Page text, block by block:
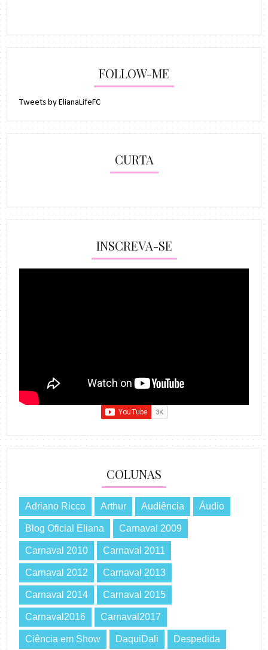
FOLLOW-ME
Tweets by ElianaLifeFC
CURTA
INSCREVA-SE
COLUNAS
Adriano Ricco Arthur Audiência Áudio
Blog Oficial Eliana Carnaval 2009
Carnaval 2010 Carnaval 2011
Carnaval 2012 Carnaval 2013
Carnaval 2014 Carnaval 2015
Carnaval2016 Carnaval2017
Ciência em Show DaquiDali Despedida